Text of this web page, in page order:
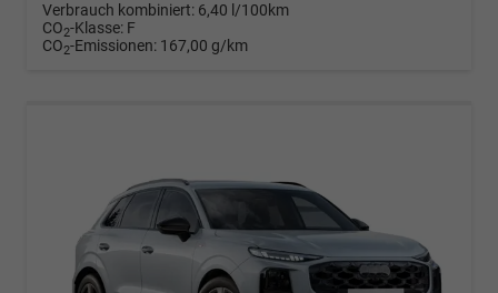
Verbrauch kombiniert: 6,40 l/100km
CO2-Klasse: F
CO2-Emissionen: 167,00 g/km